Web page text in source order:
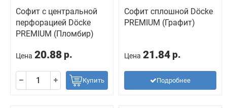
Софит с центральной
перфорацией Döcke
PREMIUM (Пломбир)
Цена 20.88 р.
Купить
Софит сплошной Döcke
PREMIUM (Графит)
Цена 21.84 р.
Подробнее